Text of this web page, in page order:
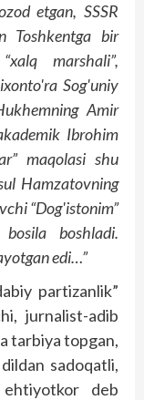
etgan, SSSR
Toshkentga bir
marshali”,
Sog'uniy
Amir
Ibrohim
maqolasi shu
Hamzatovning
“Dog'istonim”
boshladi.
edi…”
partizanlik”
jurnalist-adib
tarbiya topgan,
sadoqatli,
ehtiyotkor deb